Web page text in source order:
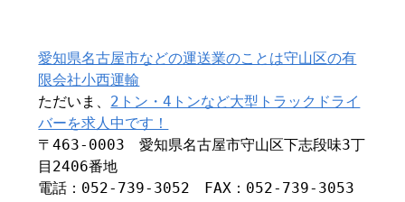
愛知県名古屋市などの運送業のことは守山区の有
限会社小西運輸
ただいま、 2トン・4トンなど大型トラックドライ
バーを求人中です！
〒463-0003 愛知県名古屋市守山区下志段味3丁
目2406番地
電話：052-739-3052 FAX：052-739-3053